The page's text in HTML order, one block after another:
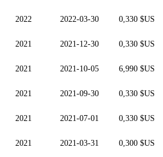
2022 2022-03-30 0,330 $US
2021 2021-12-30 0,330 $US
2021 2021-10-05 6,990 $US
2021 2021-09-30 0,330 $US
2021 2021-07-01 0,330 $US
2021 2021-03-31 0,300 $US